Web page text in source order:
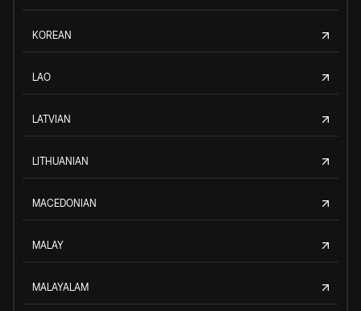
KOREAN
LAO
LATVIAN
LITHUANIAN
MACEDONIAN
MALAY
MALAYALAM